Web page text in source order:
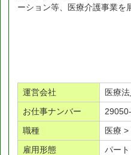
ーション等、医療介護事業を
運営会社
医療
お仕事ナンバー
職種
医療 >
雇用形態
パー